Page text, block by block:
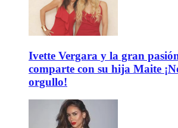
Ivette Vergara y la gran
comparte con su hija Maite
orgullo!